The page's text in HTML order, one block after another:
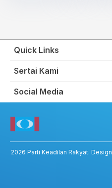
Quick Links
Wakil Rakyat
Hubungi Kami
Sumbangan
Sertai Kami
Portal Anggota KEADILAN
Social Media
Twitter KEADILAN
Channel Telegram KEADILAN
Kedai KEADILAN
ADIL – Privacy Policy
2026 Parti Keadilan Rakyat.